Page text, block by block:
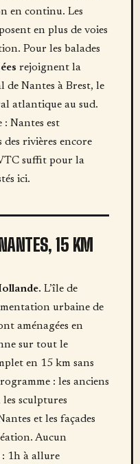
en continu. Les
en plus de voies
Pour les balades
rejoignent la
de Nantes à Brest, le
atlantique au sud.
Nantes est
rivières encore
suffit pour la
ici.
15 KM
L’île de
urbaine de
aménagées en
sur tout le
en 15 km sans
: les anciens
sculptures
et les façades
Aucun
: 1h à allure